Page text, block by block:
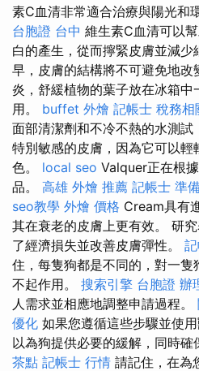
素C血清非常適合治療與陽光和
台胞證 台中 維生素C血清可以
白的產生，從而擰緊皮膚並減少
早，皮膚的結構將不可避免地
炎，舒緩植物的葉子放在冰箱
用。 buffet 外燴 記帳士 稅務相
面部清潔劑和不冷不熱的水測
特別敏感的皮膚，因為它可以
色。 local seo Valquer正在根
品。 高雄 外燴 推薦 記帳士 準
seo教學 外燴 價格 Cream具有
其在衰老的皮膚上更有效。 研
了經濟損失並改善皮膚彈性。
住，每隻狗都是不同的，對一
不起作用。 搜索引擎 台胞證 辦
人需求並相應地調整申請過程。
優化 如果您遵循這些步驟並使
以為狗提供必要的緩解，同時確
茶點 記帳士 行情 請記住，在為